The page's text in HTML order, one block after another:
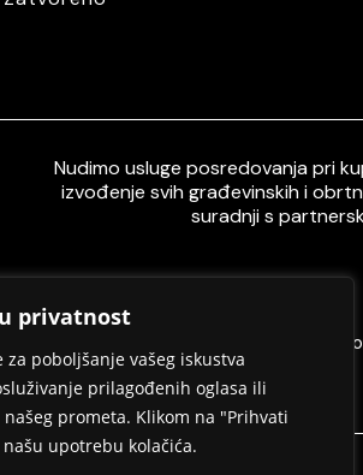
privatnost
za poboljšanje vašeg iskustva
prilagođenih oglasa ili
prometa. Klikom na "Prihvati
upotrebu kolačića.
Nudimo usluge posredovanja pri
izvođenje svih građevinskih i
suradnji s